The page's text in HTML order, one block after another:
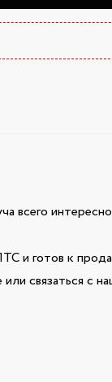
всего
и готов к
связаться с